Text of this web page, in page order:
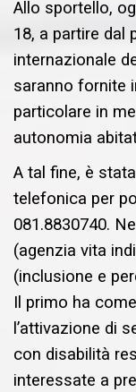
Allo sportello,
18, a partire dal
internazionale
saranno fornite
particolare in
autonomia
A tal fine, è
telefonica per
081.8830740.
(agenzia vita
(inclusione e
Il primo ha
l’attivazione di
con disabilità
interessate a